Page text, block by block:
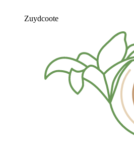
Zuydcoote